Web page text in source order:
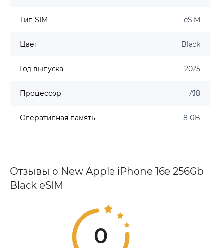
Тип SIM eSIM
Цвет Black
Год выпуска 2025
Процессор А18
Оперативная память 8 GB
Отзывы о New Apple iPhone 16e 256Gb
Black eSIM
0